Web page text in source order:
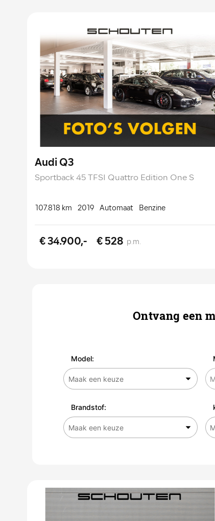
Audi Q3
Sportback 45 TFSI Quattro Edition One S
107.818 km 2019 Automaat Benzine
€ 34.900,- € 528 p.m.
Ontvang een
Model:
Brandstof: